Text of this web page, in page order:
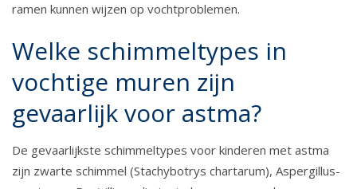
ramen kunnen wijzen op vochtproblemen.
Welke schimmeltypes in
vochtige muren zijn
gevaarlijk voor astma?
De gevaarlijkste schimmeltypes voor kinderen met astma
zijn zwarte schimmel (Stachybotrys chartarum), Aspergillus-